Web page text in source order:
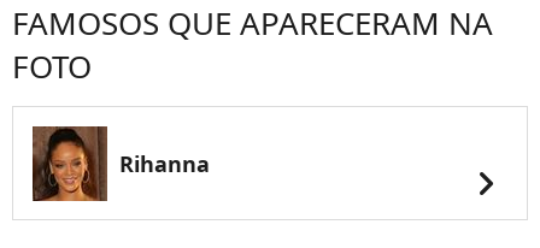
FAMOSOS QUE APARECERAM NA
FOTO
Rihanna chevron_right